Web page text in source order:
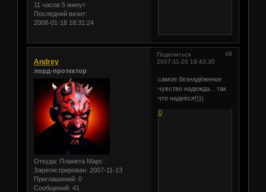
11 часов 5 минут
Последний визит:
2008-01-18 18:31:24
Поделиться
48
2007-11-20 18:43:30
Andrey
лорд-протектор
Откуда: Планета Марс
Зарегистрирован: 2007-11-13
Приглашений: 0
Сообщений: 41
самое безнадёжнное
чувство надежда... так
что надеёся!)))
0